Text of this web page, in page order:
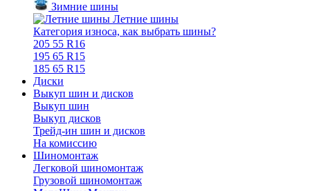
Зимние шины
Летние шины
Категория износа, как выбрать шины?
205 55 R16
195 65 R15
185 65 R15
Диски
Выкуп шин и дисков
Выкуп шин
Выкуп дисков
Трейд-ин шин и дисков
На комиссию
Шиномонтаж
Легковой шиномонтаж
Грузовой шиномонтаж